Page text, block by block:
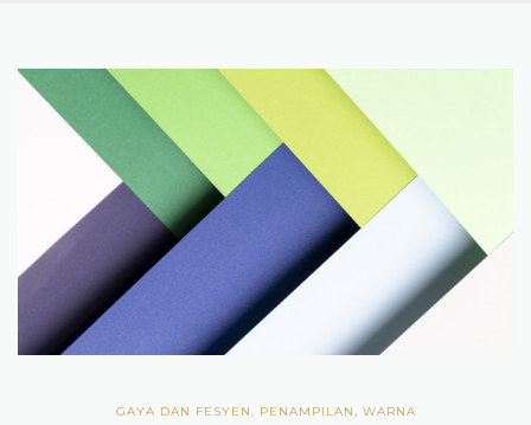
GAYA DAN FESYEN, PENAMPILAN, WARNA